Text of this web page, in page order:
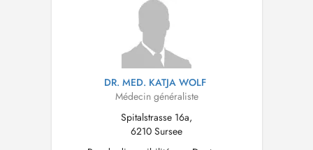
DR. MED. KATJA WOLF
Médecin généraliste
Spitalstrasse 16a,
6210 Sursee